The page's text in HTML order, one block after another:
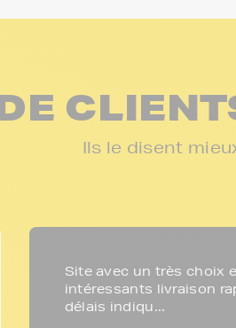
Ils le disent
Site avec un très choix
intéressants livraison
délais indiqu...